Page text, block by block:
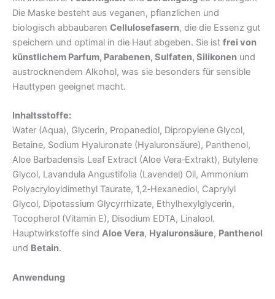
Die Maske besteht aus veganen, pflanzlichen und
biologisch abbaubaren Cellulosefasern, die die Essenz gut
speichern und optimal in die Haut abgeben. Sie ist frei von
künstlichem Parfum, Parabenen, Sulfaten, Silikonen und
austrocknendem Alkohol, was sie besonders für sensible
Hauttypen geeignet macht.
Inhaltsstoffe:
Water (Aqua), Glycerin, Propanediol, Dipropylene Glycol,
Betaine, Sodium Hyaluronate (Hyaluronsäure), Panthenol,
Aloe Barbadensis Leaf Extract (Aloe Vera‑Extrakt), Butylene
Glycol, Lavandula Angustifolia (Lavendel) Oil, Ammonium
Polyacryloyldimethyl Taurate, 1,2‑Hexanediol, Caprylyl
Glycol, Dipotassium Glycyrrhizate, Ethylhexylglycerin,
Tocopherol (Vitamin E), Disodium EDTA, Linalool.
Hauptwirkstoffe sind Aloe Vera, Hyaluronsäure, Panthenol
und Betain.
Anwendung